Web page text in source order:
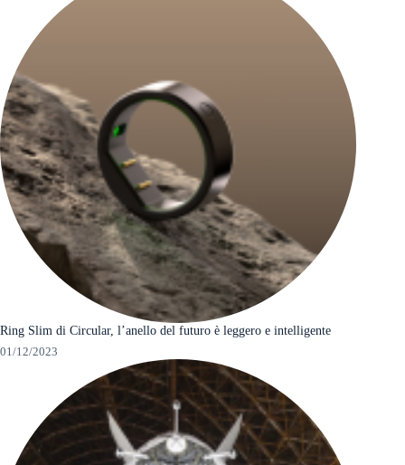
Ring Slim di Circular, l’anello del futuro è leggero e intelligente
01/12/2023